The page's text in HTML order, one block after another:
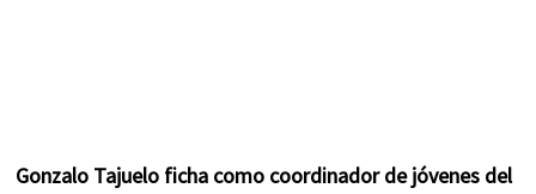
Gonzalo Tajuelo ficha como coordinador de jóvenes del